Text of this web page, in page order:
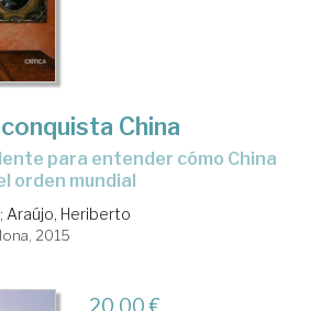
China
orden mundial
; Araújo, Heriberto
2015
20,00 €